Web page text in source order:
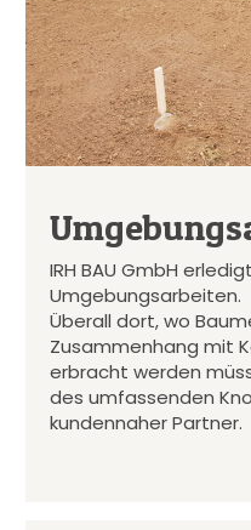
IRH BAU GmbH
Umgebungsarbeiten.
Überall dort, wo
Zusammenhang mit
erbracht werden
des umfassenden
kundennaher Partner.